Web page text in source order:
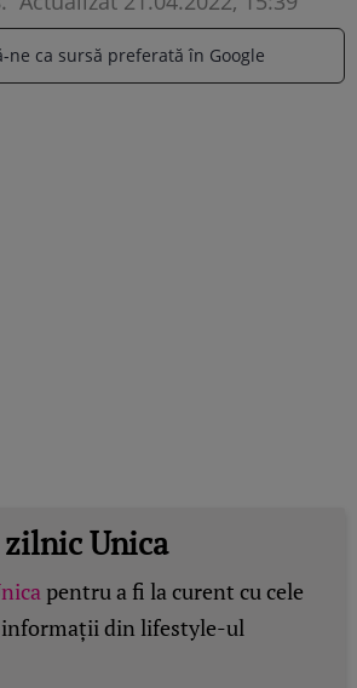
ne ca sursă preferată în Google
Unica
pentru a fi la curent cu cele
din lifestyle-ul